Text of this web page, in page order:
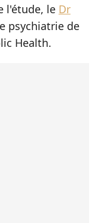
l'étude, le Dr
psychiatrie de
Health.